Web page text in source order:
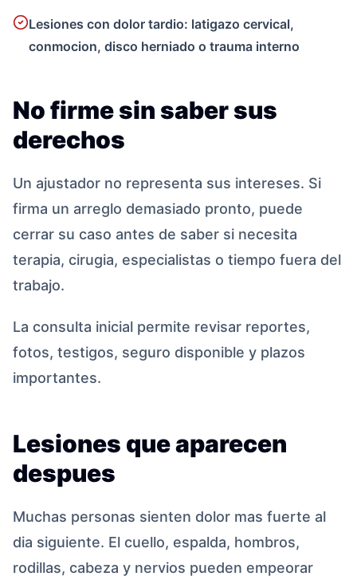
Lesiones con dolor tardio: latigazo cervical,
conmocion, disco herniado o trauma interno
No firme sin saber sus
derechos
Un ajustador no representa sus intereses. Si
firma un arreglo demasiado pronto, puede
cerrar su caso antes de saber si necesita
terapia, cirugia, especialistas o tiempo fuera del
trabajo.
La consulta inicial permite revisar reportes,
fotos, testigos, seguro disponible y plazos
importantes.
Lesiones que aparecen
despues
Muchas personas sienten dolor mas fuerte al
dia siguiente. El cuello, espalda, hombros,
rodillas, cabeza y nervios pueden empeorar